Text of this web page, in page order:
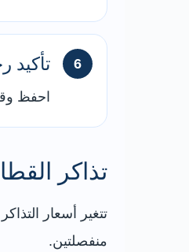
تأكيد
احفظ
تذاكر
منفصلتين.